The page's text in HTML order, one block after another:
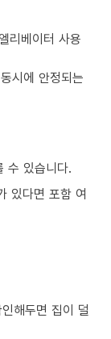
리베이터 사용
시에 안정되는
수 있습니다.
있다면 포함 여
해두면 집이 덜